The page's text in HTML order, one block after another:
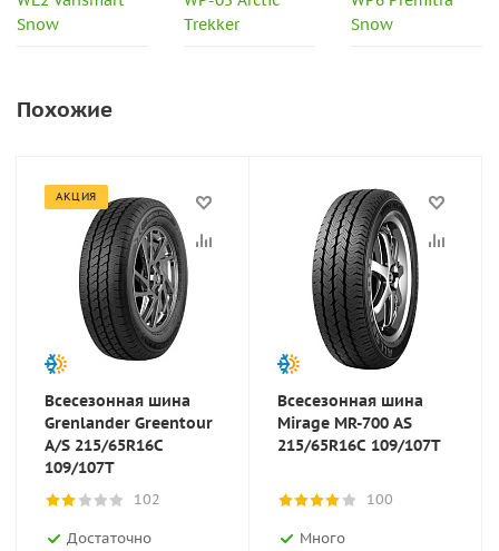
Snow
Trekker
Snow
Похожие
АКЦИЯ
Всесезонная шина
Grenlander Greentour
A/S 215/65R16C
109/107T
102
Достаточно
Всесезонная шина
Mirage MR-700 AS
215/65R16C 109/107T
100
Много